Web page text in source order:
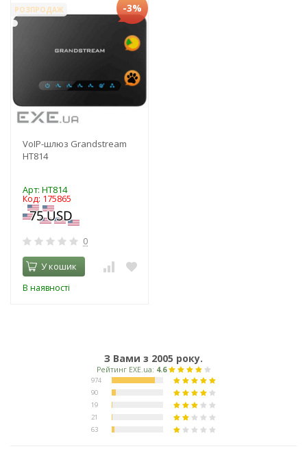
РОЗПРОДАЖ -3%
VoIP-шлюз Grandstream
HT814
Арт: HT814
Код: 175865
0
У кошик
В наявності
З Вами з 2005 року.